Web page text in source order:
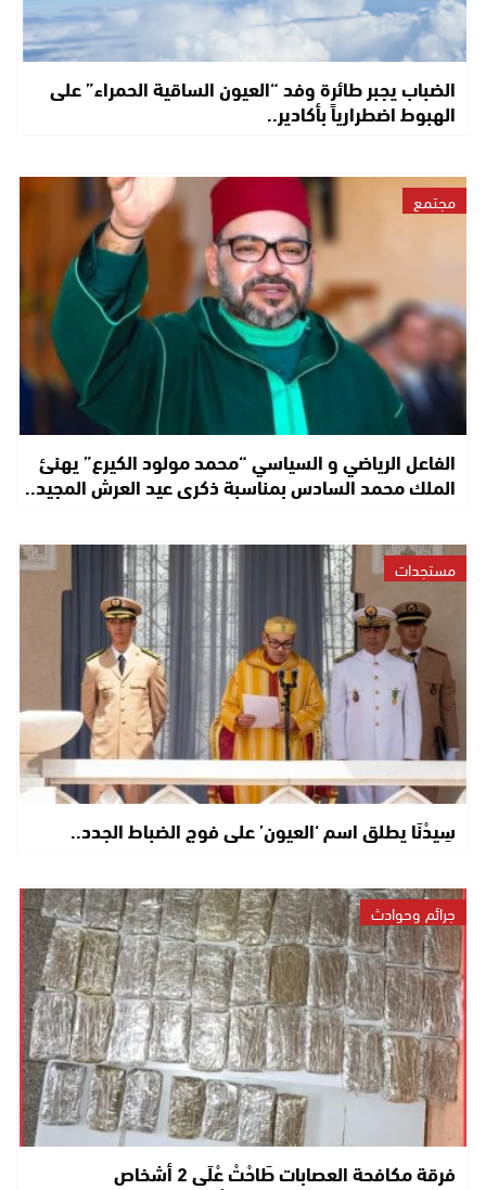
الضباب يجبر طائرة وفد “العيون الساقية الحمراء” على
الهبوط اضطرارياً بأكادير..
مجتمع
الفاعل الرياضي و السياسي “محمد مولود الكيرع” يهنئ
الملك محمد السادس بمناسبة ذكرى عيد العرش المجيد..
مستجدات
سِيدْنَا يطلق اسم ‘العيون’ على فوج الضباط الجدد..
جرائم وحوادث
فرقة مكافحة العصابات طَاحْتْ عْلَى 2 أشخاص